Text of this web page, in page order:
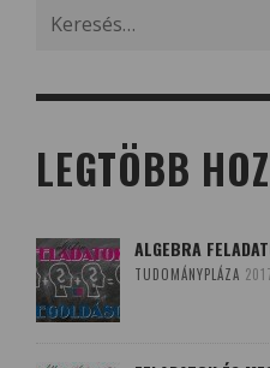
LEGTÖBB
ALGEBRA
TUDOMÁNYPLÁZA